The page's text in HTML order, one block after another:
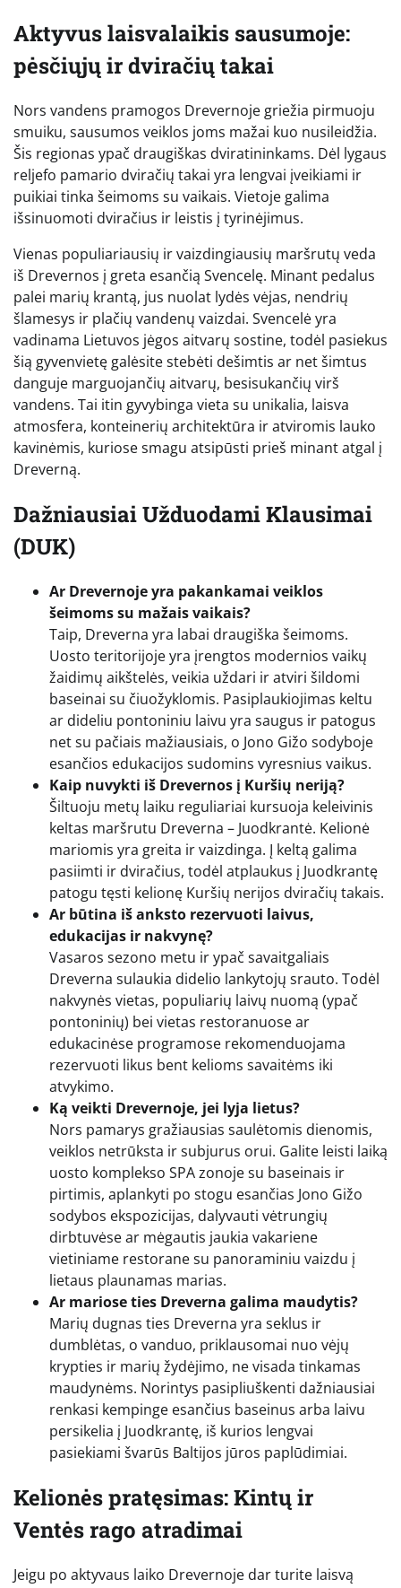
Aktyvus laisvalaikis sausumoje:
pėsčiųjų ir dviračių takai
Nors vandens pramogos Drevernoje griežia pirmuoju
smuiku, sausumos veiklos joms mažai kuo nusileidžia.
Šis regionas ypač draugiškas dviratininkams. Dėl lygaus
reljefo pamario dviračių takai yra lengvai įveikiami ir
puikiai tinka šeimoms su vaikais. Vietoje galima
išsinuomoti dviračius ir leistis į tyrinėjimus.
Vienas populiariausių ir vaizdingiausių maršrutų veda
iš Drevernos į greta esančią Svencelę. Minant pedalus
palei marių krantą, jus nuolat lydės vėjas, nendrių
šlamesys ir plačių vandenų vaizdai. Svencelė yra
vadinama Lietuvos jėgos aitvarų sostine, todėl pasiekus
šią gyvenvietę galėsite stebėti dešimtis ar net šimtus
danguje marguojančių aitvarų, besisukančių virš
vandens. Tai itin gyvybinga vieta su unikalia, laisva
atmosfera, konteinerių architektūra ir atviromis lauko
kavinėmis, kuriose smagu atsipūsti prieš minant atgal į
Dreverną.
Dažniausiai Užduodami Klausimai
(DUK)
Ar Drevernoje yra pakankamai veiklos
šeimoms su mažais vaikais?
Taip, Dreverna yra labai draugiška šeimoms.
Uosto teritorijoje yra įrengtos modernios vaikų
žaidimų aikštelės, veikia uždari ir atviri šildomi
baseinai su čiuožyklomis. Pasiplaukiojimas keltu
ar dideliu pontoniniu laivu yra saugus ir patogus
net su pačiais mažiausiais, o Jono Gižo sodyboje
esančios edukacijos sudomins vyresnius vaikus.
Kaip nuvykti iš Drevernos į Kuršių neriją?
Šiltuoju metų laiku reguliariai kursuoja keleivinis
keltas maršrutu Dreverna – Juodkrantė. Kelionė
mariomis yra greita ir vaizdinga. Į keltą galima
pasiimti ir dviračius, todėl atplaukus į Juodkrantę
patogu tęsti kelionę Kuršių nerijos dviračių takais.
Ar būtina iš anksto rezervuoti laivus,
edukacijas ir nakvynę?
Vasaros sezono metu ir ypač savaitgaliais
Dreverna sulaukia didelio lankytojų srauto. Todėl
nakvynės vietas, populiarių laivų nuomą (ypač
pontoninių) bei vietas restoranuose ar
edukacinėse programose rekomenduojama
rezervuoti likus bent kelioms savaitėms iki
atvykimo.
Ką veikti Drevernoje, jei lyja lietus?
Nors pamarys gražiausias saulėtomis dienomis,
veiklos netrūksta ir subjurus orui. Galite leisti laiką
uosto komplekso SPA zonoje su baseinais ir
pirtimis, aplankyti po stogu esančias Jono Gižo
sodybos ekspozicijas, dalyvauti vėtrungių
dirbtuvėse ar mėgautis jaukia vakariene
vietiniame restorane su panoraminiu vaizdu į
lietaus plaunamas marias.
Ar mariose ties Dreverna galima maudytis?
Marių dugnas ties Dreverna yra seklus ir
dumblėtas, o vanduo, priklausomai nuo vėjų
krypties ir marių žydėjimo, ne visada tinkamas
maudynėms. Norintys pasipliuškenti dažniausiai
renkasi kempinge esančius baseinus arba laivu
persikelia į Juodkrantę, iš kurios lengvai
pasiekiami švarūs Baltijos jūros paplūdimiai.
Kelionės pratęsimas: Kintų ir
Ventės rago atradimai
Jeigu po aktyvaus laiko Drevernoje dar turite laisvą